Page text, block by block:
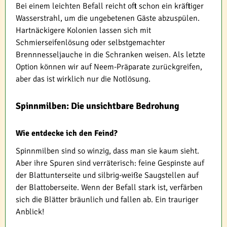
Bei einem leichten Befall reicht oft schon ein kräftiger
Wasserstrahl, um die ungebetenen Gäste abzuspülen.
Hartnäckigere Kolonien lassen sich mit
Schmierseifenlösung oder selbstgemachter
Brennnesseljauche in die Schranken weisen. Als letzte
Option können wir auf Neem-Präparate zurückgreifen,
aber das ist wirklich nur die Notlösung.
Spinnmilben: Die unsichtbare Bedrohung
Wie entdecke ich den Feind?
Spinnmilben sind so winzig, dass man sie kaum sieht.
Aber ihre Spuren sind verräterisch: feine Gespinste auf
der Blattunterseite und silbrig-weiße Saugstellen auf
der Blattoberseite. Wenn der Befall stark ist, verfärben
sich die Blätter bräunlich und fallen ab. Ein trauriger
Anblick!